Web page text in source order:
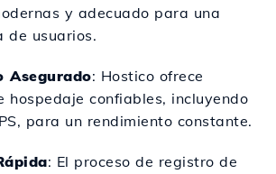
y adecuado para una
de usuarios.
Asegurado: Hostico ofrece
hospedaje confiables, incluyendo
para un rendimiento constante.
: El proceso de registro de